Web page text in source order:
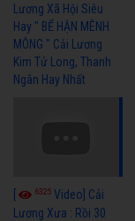
Lương Xã Hội Siêu
Hay " BỂ HẬN MÊNH
MÔNG " Cải Lương
Kim Tử Long, Thanh
Ngân Hay Nhất
6325 Video] Cải
Lương Xưa : Rồi 30